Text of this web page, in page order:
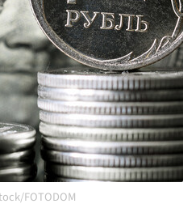
FOTODOM